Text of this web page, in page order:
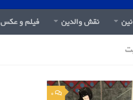
نقش والدین فیلم و عکس
0